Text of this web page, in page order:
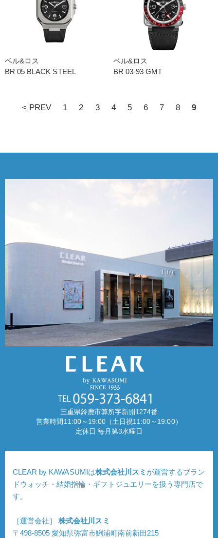
ベル&ロス
BR 05 BLACK STEEL
ベル&ロス
BR 03-93 GMT
< PREV 1 2 3 4 5 6 7 8 9
三重県鈴鹿市算所字新開1274番
営業時間11:00～19:00（土日祝11:00～19:00）
定休日 毎月第3水曜日
CLEAR by KAWASUMIは株式会社川スミ が運営するブラン
ドウォッチ・結婚指輪・ギフトジュエリーを扱う専門店で
す。
［運営会社］株式会社川スミ
〒498-8505 愛知県弥富市鯏浦町南前新田215